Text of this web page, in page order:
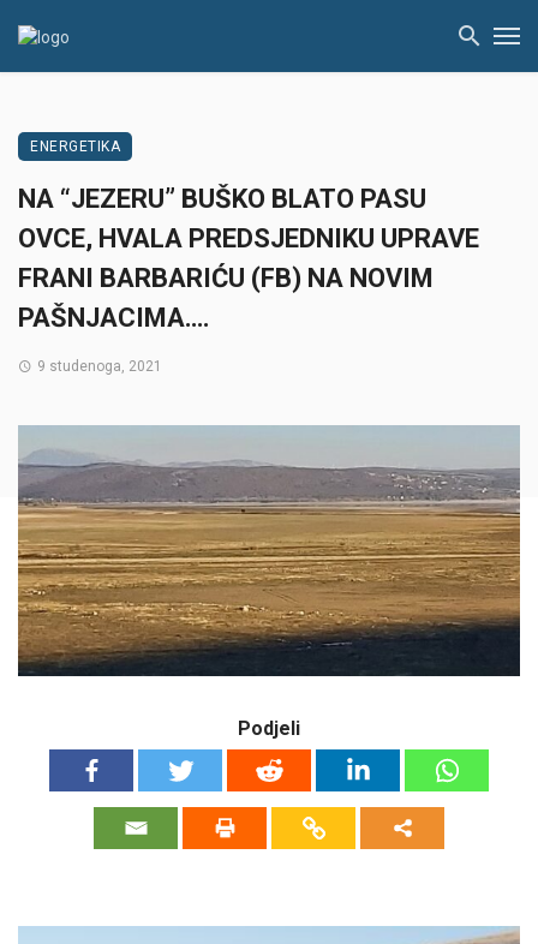
ENERGETIKA
NA “JEZERU” BUŠKO BLATO PASU
OVCE, HVALA PREDSJEDNIKU UPRAVE
FRANI BARBARIĆU (FB) NA NOVIM
PAŠNJACIMA….
9 studenoga, 2021
Podjeli